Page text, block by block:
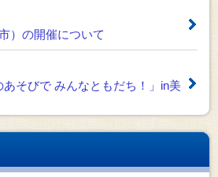
）の開催について
そびで みんなともだち！」in美